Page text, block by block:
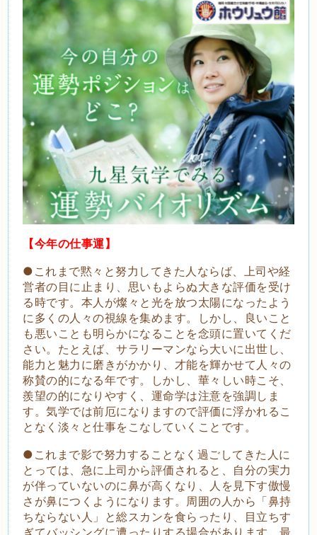
【今年の仕事運】
●これまで黙々と努力してきた人ならば、上司や経
営者の目に止まり、思いもよらぬ大きな評価を受け
る時です。本人が燦々と光を放つ太陽になったよう
に多くの人々の視線を集めます。しかし、良いこと
も悪いことも明らかになることを念頭に置いてくだ
さい。たとえば、サラリーマンなら大いに出世し、
能力と魅力に磨きがかかり、才能を輝かせて人々の
称賛の的になる年です。しかし、華々しい時こそ、
羨望の的になりやすく、運命学は注意を強調しま
す。気学では前厄になりますので評価に浮かれるこ
となく淡々と仕事をこなしていくことです。
●これまで影で努力することなく過ごしてきた人に
とっては、急に上司から評価されると、自分の実力
が伴っていないのに鼻が高くなり、人を見下す傲慢
さが鼻につくようになります。周囲の人から「鼻持
ちならない人」と総スカンを食らったり、目立ちす